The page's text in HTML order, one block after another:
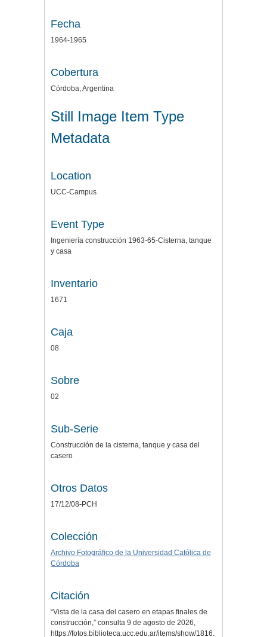
Fecha
1964-1965
Cobertura
Córdoba, Argentina
Still Image Item Type
Metadata
Location
UCC-Campus
Event Type
Ingeniería construcción 1963-65-Cisterna, tanque
y casa
Inventario
1671
Caja
08
Sobre
02
Sub-Serie
Construcción de la cisterna, tanque y casa del
casero
Otros Datos
17/12/08-PCH
Colección
Archivo Fotográfico de la Universidad Católica de
Córdoba
Citación
“Vista de la casa del casero en etapas finales de
construcción,” consulta 9 de agosto de 2026,
https://fotos.biblioteca.ucc.edu.ar/items/show/1816.